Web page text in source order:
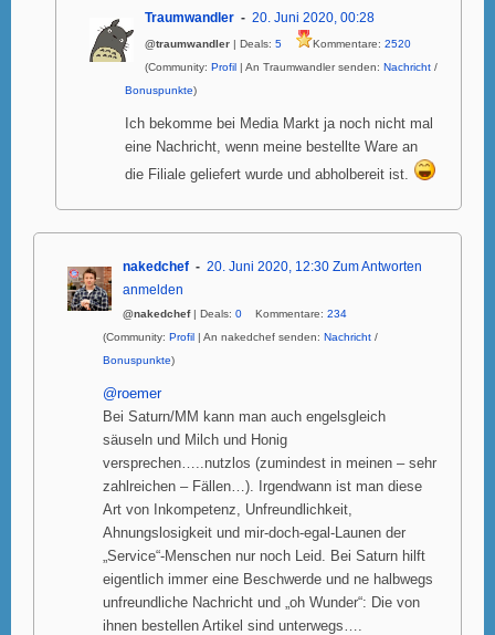
Traumwandler 20. Juni 2020, 00:28
@traumwandler | Deals: 5 Kommentare: 2520
(Community: Profil | An Traumwandler senden: Nachricht /
Bonuspunkte)
Ich bekomme bei Media Markt ja noch nicht mal
eine Nachricht, wenn meine bestellte Ware an
die Filiale geliefert wurde und abholbereit ist.
nakedchef 20. Juni 2020, 12:30 Zum Antworten
anmelden
@nakedchef| Deals: 0 Kommentare: 234
(Community: Profil | An nakedchef senden: Nachricht /
Bonuspunkte)
@roemer
Bei Saturn/MM kann man auch engelsgleich
säuseln und Milch und Honig
versprechen…..nutzlos (zumindest in meinen – sehr
zahlreichen – Fällen…). Irgendwann ist man diese
Art von Inkompetenz, Unfreundlichkeit,
Ahnungslosigkeit und mir-doch-egal-Launen der
„Service“-Menschen nur noch Leid. Bei Saturn hilft
eigentlich immer eine Beschwerde und ne halbwegs
unfreundliche Nachricht und „oh Wunder“: Die von
ihnen bestellen Artikel sind unterwegs….